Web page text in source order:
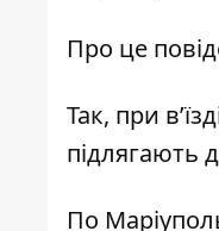
Про це
Так, при
підлягають
По